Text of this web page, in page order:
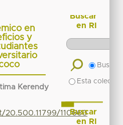
en
y
Kerendy
20.500.11799/110660
Buscar
en RI
Buscar
Esta
Buscar
en RI